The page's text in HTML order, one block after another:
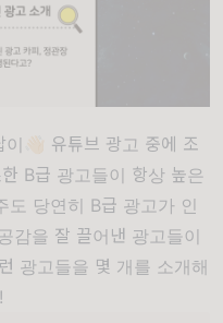
👋🏻 유튜브 광고 중에 조
B급 광고들이 항상 높은
도 당연히 B급 광고가 인
감을 잘 끌어낸 광고들이
광고들을 몇 개를 소개해